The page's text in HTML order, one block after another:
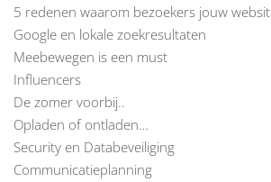
5 redenen waarom bezoekers jouw
Google en lokale zoekresultaten
Meebewegen is een must
Influencers
De zomer voorbij..
Opladen of ontladen…
Security en Databeveiliging
Communicatieplanning